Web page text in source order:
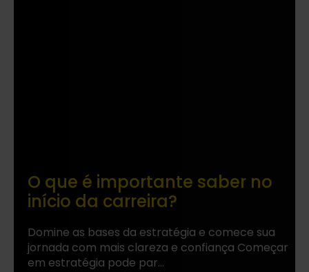
O que é importante saber no
início da carreira?
Domine as bases da estratégia e comece sua
jornada com mais clareza e confiança Começar
em estratégia pode par...